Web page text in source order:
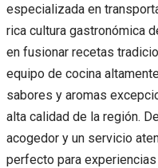
especializada en
rica cultura gastronómica
en fusionar recetas
equipo de cocina
sabores y aromas
alta calidad de la región.
acogedor y un servicio
perfecto para